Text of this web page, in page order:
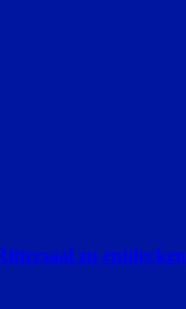
zu entdecken